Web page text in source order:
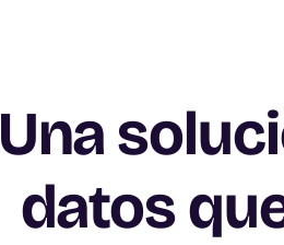
Una
datos